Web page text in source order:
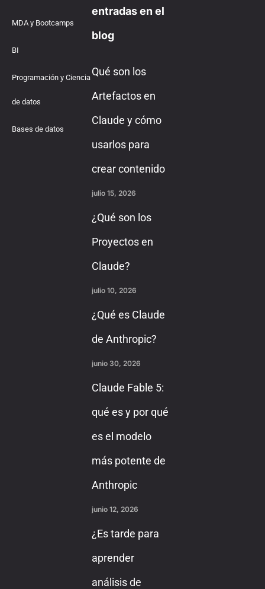
MDA y Bootcamps
BI
Programación y Ciencia
de datos
Bases de datos
entradas en el
blog
Qué son los
Artefactos en
Claude y cómo
usarlos para
crear contenido
julio 15, 2026
¿Qué son los
Proyectos en
Claude?
julio 10, 2026
¿Qué es Claude
de Anthropic?
junio 30, 2026
Claude Fable 5:
qué es y por qué
es el modelo
más potente de
Anthropic
junio 12, 2026
¿Es tarde para
aprender
análisis de